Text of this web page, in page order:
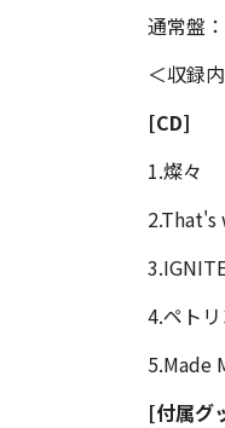
通常盤
＜収録
[CD]
1.燦々
2.That's
4.ペト
5.Made
[付属グ